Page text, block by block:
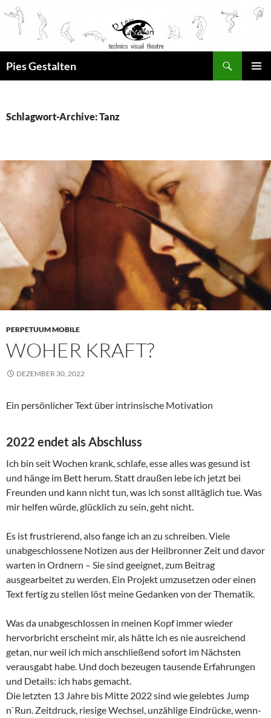
Pies Gestalten
Schlagwort-Archive: Tanz
PERPETUUM MOBILE
WOHER KRAFT?
DEZEMBER 30, 2022
Ein persönlicher Text über intrinsische Motivation
2022 endet als Abschluss
Ich bin seit Wochen krank, schlafe, esse alles was gesund ist
und hänge im Bett herum. Statt draußen lebe ich jetzt bei
Freunden und kann nicht tun, was ich sonst alltäglich tue. Was
mir helfen würde, glücklich zu sein, geht nicht.
Es ist frustrierend, also fange ich an zu schreiben. Viele
unabgeschlossene Notizen aus der Heilbronner Zeit und davor
warten in Ordnern – Sie sind geeignet, zum Beitrag
ausgearbeitet zu werden. Ein Projekt umzusetzen oder einen
Text fertig zu stellen löst meine Gedanken von der Thematik.
Was da unabgeschlossen in meinen Kopf immer wieder
hervorbricht erscheint mir, als hätte ich es nie ausreichend
getan, nur weil ich mich anschließend sofort im Nächsten
verausgabt habe. Und doch bezeugen tausende Erfahrungen
und Details: ich habs gemacht.
Die letzten 13 Jahre bis Mitte 2022 sind wie gelebtes Jump
n`Run. Zeitdruck, riesige Wechsel, unzählige Eindrücke, wenn-